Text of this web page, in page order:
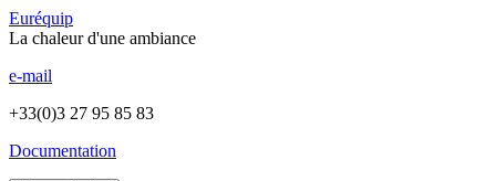
Euréquip
La chaleur d'une ambiance
e-mail
+33(0)3 27 95 85 83
Documentation